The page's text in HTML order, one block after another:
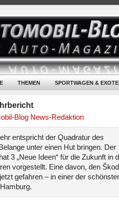
THEMEN SPORTWAGEN &
Blog News-Redaktion
entspricht der Quadratur des
unter einen Hut bringen. Der
3 „Neue Ideen“ für die Zukunft in
vorgestellt. Eine davon, den
gefahren – in einer der